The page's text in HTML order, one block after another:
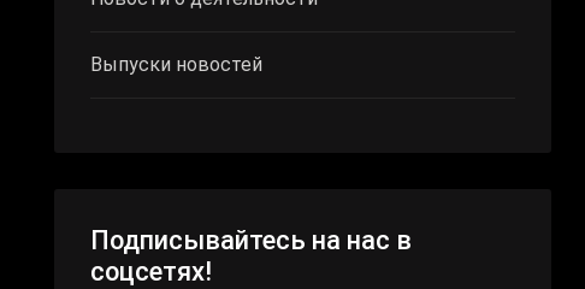
Выпуски новостей
Подписывайтесь на нас в
соцсетях!